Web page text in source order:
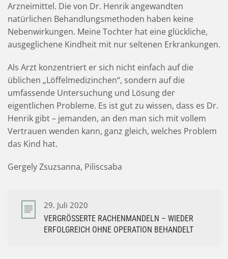
Arzneimittel. Die von Dr. Henrik angewandten
natürlichen Behandlungsmethoden haben keine
Nebenwirkungen. Meine Tochter hat eine glückliche,
ausgeglichene Kindheit mit nur seltenen Erkrankungen.
Als Arzt konzentriert er sich nicht einfach auf die
üblichen „Löffelmedizinchen“, sondern auf die
umfassende Untersuchung und Lösung der
eigentlichen Probleme. Es ist gut zu wissen, dass es Dr.
Henrik gibt – jemanden, an den man sich mit vollem
Vertrauen wenden kann, ganz gleich, welches Problem
das Kind hat.
Gergely Zsuzsanna, Piliscsaba
29. Juli 2020
VERGRÖSSERTE RACHENMANDELN – WIEDER E
RFOLGREICH OHNE OPERATION BEHANDELT